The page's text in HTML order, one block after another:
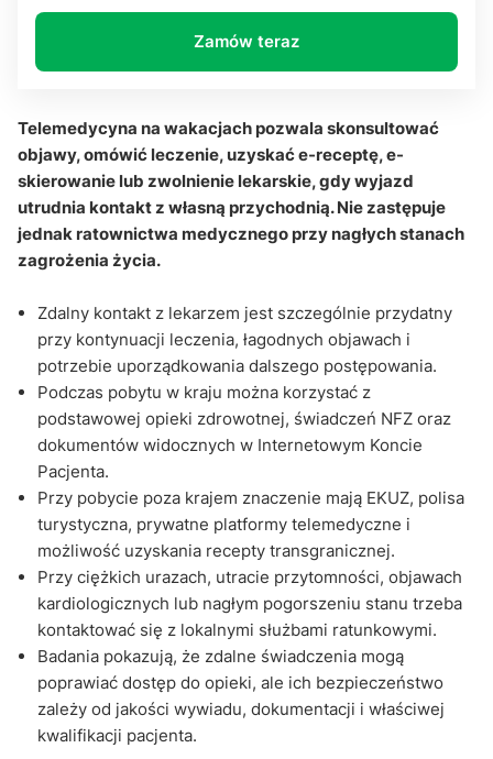
wyjazdach zagranicznych?
Jak działa e-recepta i recepta transgraniczna poza
Q&A
Zamów teraz
Telemedycyna na wakacjach pozwala skonsultować
objawy, omówić leczenie, uzyskać e-receptę, e-
skierowanie lub zwolnienie lekarskie, gdy wyjazd
utrudnia kontakt z własną przychodnią. Nie zastępuje
jednak ratownictwa medycznego przy nagłych stanach
zagrożenia życia.
Zdalny kontakt z lekarzem jest szczególnie przydatny
przy kontynuacji leczenia, łagodnych objawach i
potrzebie uporządkowania dalszego postępowania.
Podczas pobytu w kraju można korzystać z
podstawowej opieki zdrowotnej, świadczeń NFZ oraz
dokumentów widocznych w Internetowym Koncie
Pacjenta.
Przy pobycie poza krajem znaczenie mają EKUZ, polisa
turystyczna, prywatne platformy telemedyczne i
możliwość uzyskania recepty transgranicznej.
Przy ciężkich urazach, utracie przytomności, objawach
kardiologicznych lub nagłym pogorszeniu stanu trzeba
kontaktować się z lokalnymi służbami ratunkowymi.
Badania pokazują, że zdalne świadczenia mogą
poprawiać dostęp do opieki, ale ich bezpieczeństwo
zależy od jakości wywiadu, dokumentacji i właściwej
kwalifikacji pacjenta.